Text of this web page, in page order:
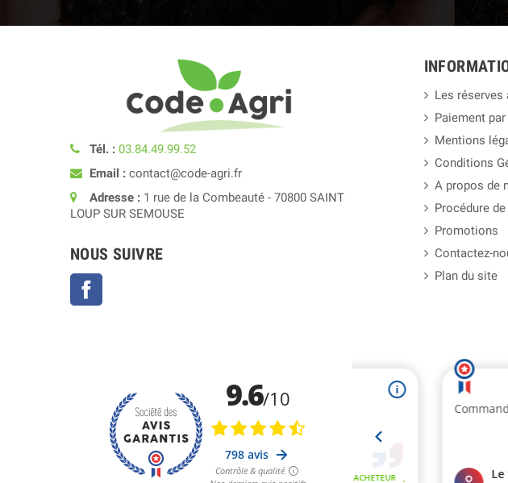
Tél. : 03.84.49.99.52
Email : contact@code-agri.fr
Adresse : 1 rue de la Combeauté - 70800 SAINT
LOUP SUR SEMOUSE
NOUS SUIVRE
Les
Paiement par
Mentions
Conditions
A propos de
Procédure
Promotions
Contactez-
Plan du site